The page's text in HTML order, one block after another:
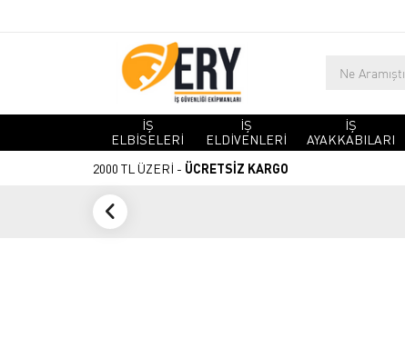
İŞ
ELBİSELERİ
İŞ
ELDİVENLERİ
İŞ
AYAKKABILARI
2000 TL ÜZERİ - ÜCRETSİZ KARGO